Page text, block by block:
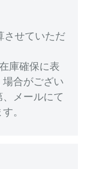
させていただ
庫確保に表
合がござい
メールにて
。